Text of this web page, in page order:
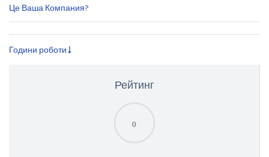
Це Ваша Компания?
Години роботи
Рейтинг
0